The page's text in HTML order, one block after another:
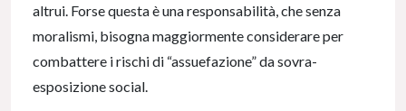
altrui. Forse questa è una responsabilità, che senza
moralismi, bisogna maggiormente considerare per
combattere i rischi di “assuefazione” da sovra-
esposizione social.